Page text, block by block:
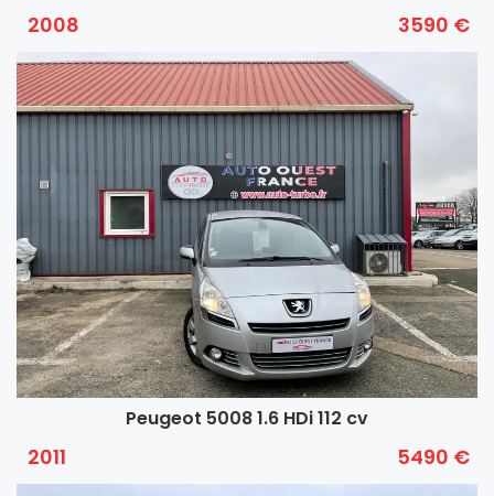
2008 3590 €
Peugeot 5008 1.6 HDi 112 cv
2011 5490 €